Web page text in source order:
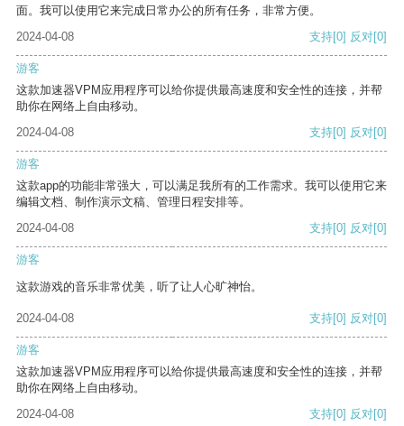
面。我可以使用它来完成日常办公的所有任务，非常方便。
2024-04-08
支持[0] 反对[0]
游客
这款加速器VPM应用程序可以给你提供最高速度和安全性的连接，并帮
助你在网络上自由移动。
2024-04-08
支持[0] 反对[0]
游客
这款app的功能非常强大，可以满足我所有的工作需求。我可以使用它来
编辑文档、制作演示文稿、管理日程安排等。
2024-04-08
支持[0] 反对[0]
游客
这款游戏的音乐非常优美，听了让人心旷神怡。
2024-04-08 支持[0] 反对[0]
游客
这款加速器VPM应用程序可以给你提供最高速度和安全性的连接，并帮
助你在网络上自由移动。
2024-04-08
支持[0] 反对[0]